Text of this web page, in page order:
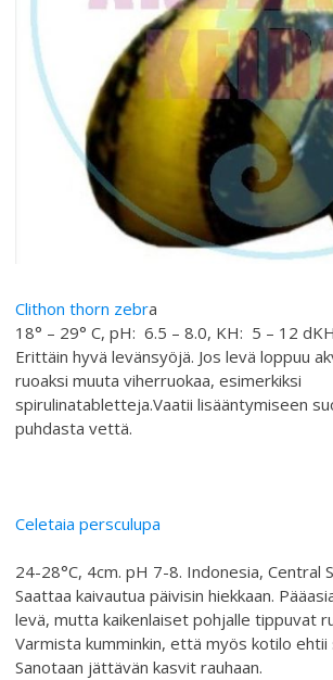
Clithon thorn zebra
18° – 29° C, pH: 6.5 – 8.0, KH: 5 – 12
Erittäin hyvä levänsyöjä. Jos levä loppuu
ruoaksi muuta viherruokaa, esimerkiksi
spirulinatabletteja.Vaatii lisääntymiseen
puhdasta vettä.
Celetaia persculupa
24-28°C, 4cm. pH 7-8. Indonesia, Central
Saattaa kaivautua päivisin hiekkaan.
levä, mutta kaikenlaiset pohjalle tippuvat
Varmista kumminkin, että myös kotilo ehtii
Sanotaan jättävän kasvit rauhaan.